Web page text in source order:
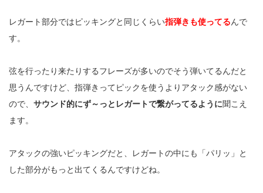
レガート部分ではピッキングと同じくらい指弾きも使ってるんで
す。
弦を行ったり来たりするフレーズが多いのでそう弾いてるんだと
思うんですけど、指弾きってピックを使うよりアタック感がない
ので、 サウンド的にず～っとレガートで繋がってるように聞こえ
ます。
アタックの強いピッキングだと、レガートの中にも「パリッ」と
した部分がもっと出てくるんですけどね。